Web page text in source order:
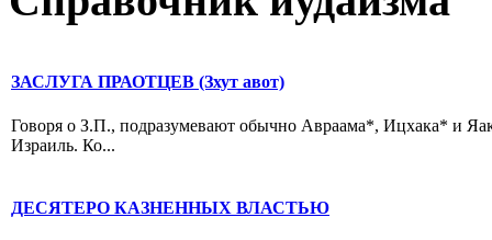
ЗАСЛУГА ПРАОТЦЕВ (Зхут авот)
Говоря о З.П., подразумевают обычно Авраама*, Ицхака* и
Израиль. Ко...
ДЕСЯТЕРО КАЗНЕННЫХ ВЛАСТЬЮ